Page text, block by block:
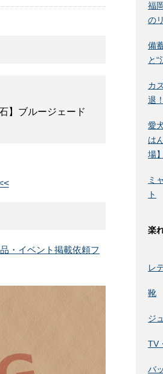
】ブルージェード
・イベント掲載依頼フ
福
の
備
と
カ
退
愛
は
場】
ミ
ト
楽
レ
靴
ジ
TV
バ